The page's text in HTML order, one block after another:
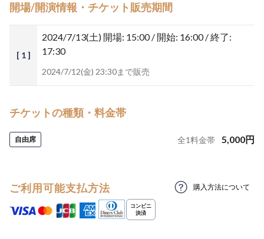
開場/開演情報・チケット販売期間
[ 1 ]
2024/7/13(土) 開場: 15:00 / 開始: 16:00 / 終了:
17:30
2024/7/12(金) 23:30まで販売
チケットの種類・料金帯
自由席 全1料金帯 5,000円
ご利用可能支払方法 購入方法について